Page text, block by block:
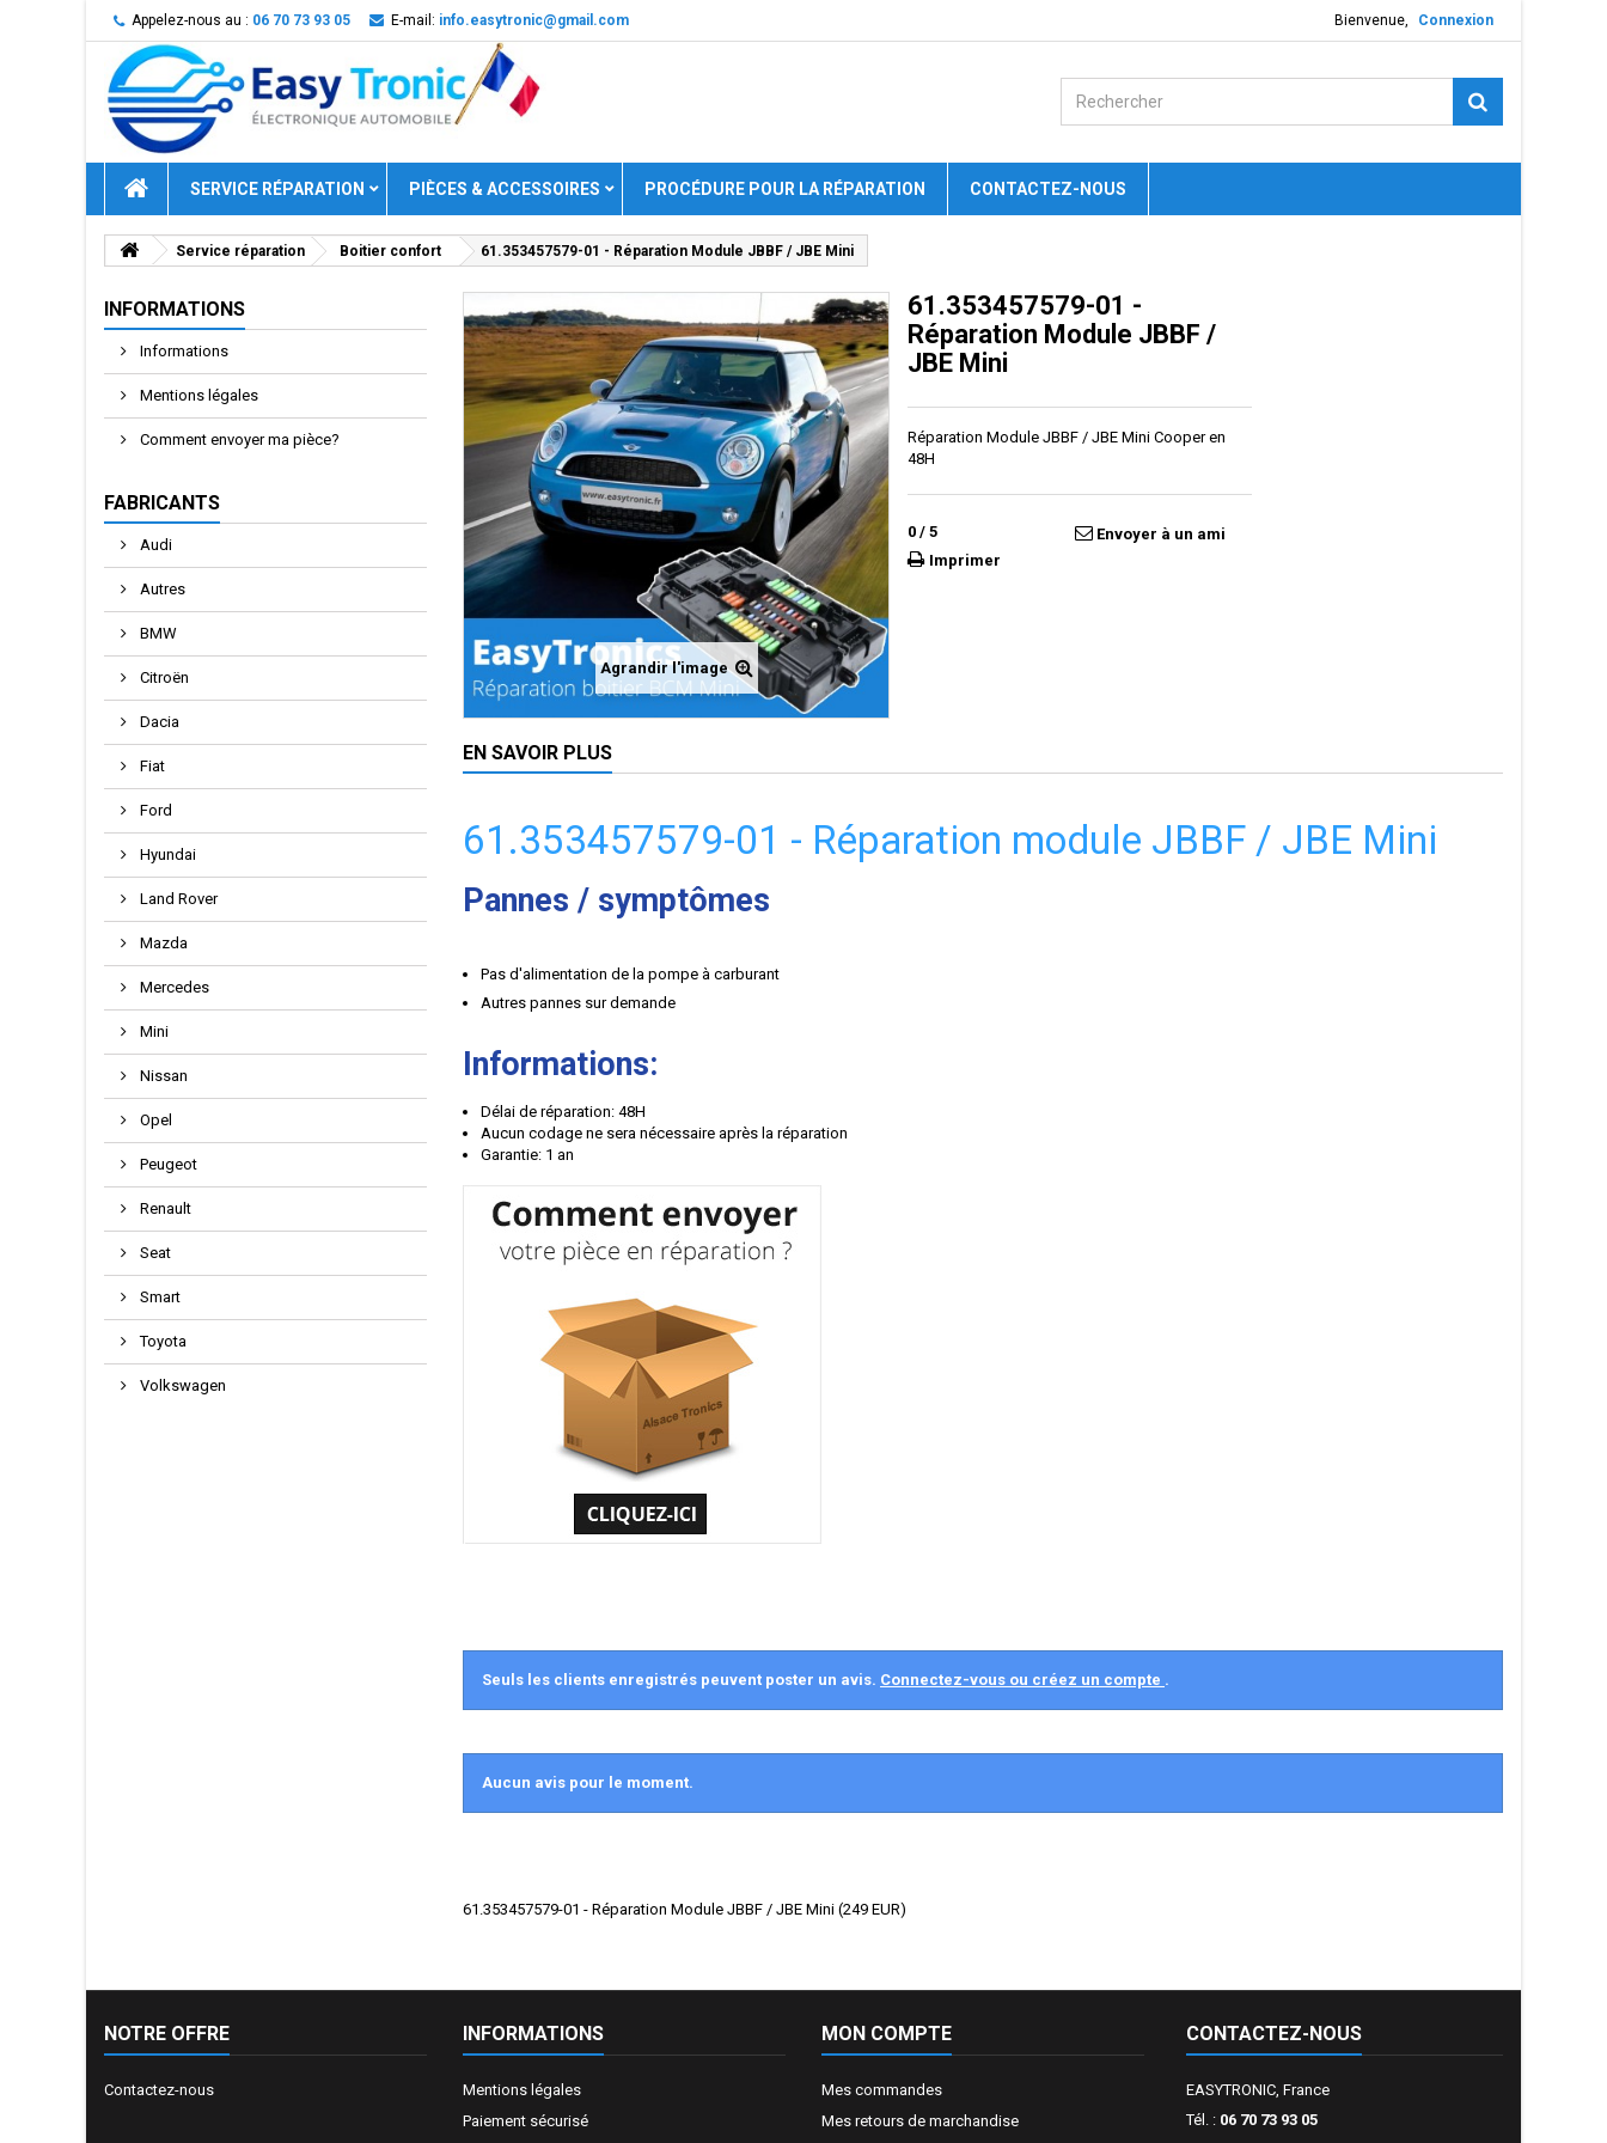
Bienvenue, Connexion
Appelez-nous au : 06 70 73 93 05 E-mail: info.easytronic@gmail.com
SERVICE RÉPARATION PIÈCES & ACCESSOIRES PROCÉDURE POUR LA RÉPARATION CONTACTEZ-NOUS
Service réparation Boitier confort 61.353457579-01 - Réparation Module JBBF / JBE Mini
INFORMATIONS
Informations
Mentions légales
Comment envoyer ma pièce?
FABRICANTS
Audi
Autres
BMW
Citroën
Dacia
Fiat
Ford
Hyundai
Land Rover
Mazda
Mercedes
Mini
Nissan
Opel
Peugeot
Renault
Seat
Smart
Toyota
Volkswagen
Agrandir l'image
61.353457579-01 -
Réparation Module JBBF /
JBE Mini
Réparation Module JBBF / JBE Mini Cooper en
48H
0 / 5
Envoyer à un ami
Imprimer
EN SAVOIR PLUS
61.353457579-01 - Réparation module JBBF / JBE Mini
Pannes / symptômes
Pas d'alimentation de la pompe à carburant
Autres pannes sur demande
Informations:
Délai de réparation: 48H
Aucun codage ne sera nécessaire après la réparation
Garantie: 1 an
Seuls les clients enregistrés peuvent poster un avis. Connectez-vous ou créez un compte .
Aucun avis pour le moment.
61.353457579-01 - Réparation Module JBBF / JBE Mini (249 EUR)
NOTRE OFFRE
Contactez-nous
INFORMATIONS
Mentions légales
Paiement sécurisé
MON COMPTE
Mes commandes
Mes retours de marchandise
CONTACTEZ-NOUS
EASYTRONIC, France
Tél. : 06 70 73 93 05